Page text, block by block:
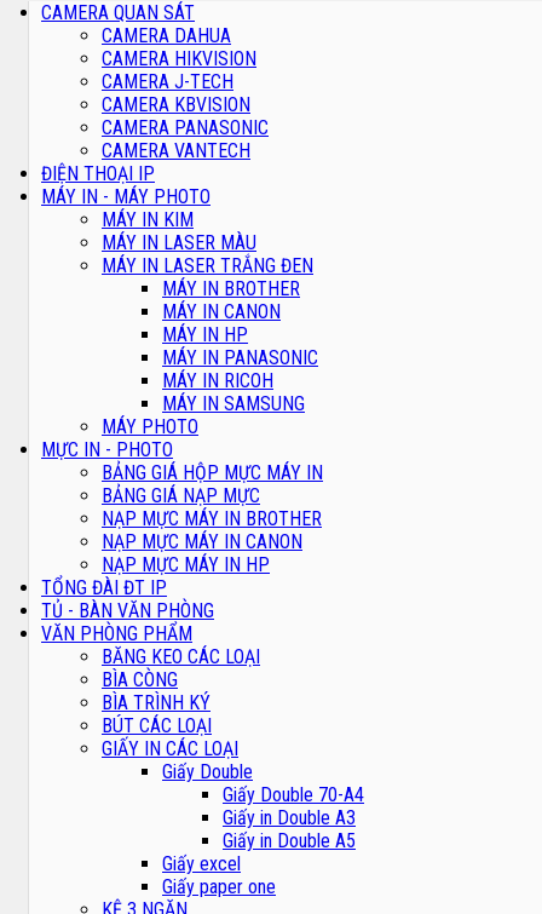
CAMERA QUAN SÁT
CAMERA DAHUA
CAMERA HIKVISION
CAMERA J-TECH
CAMERA KBVISION
CAMERA PANASONIC
CAMERA VANTECH
ĐIỆN THOẠI IP
MÁY IN - MÁY PHOTO
MÁY IN KIM
MÁY IN LASER MÀU
MÁY IN LASER TRẮNG ĐEN
MÁY IN BROTHER
MÁY IN CANON
MÁY IN HP
MÁY IN PANASONIC
MÁY IN RICOH
MÁY IN SAMSUNG
MÁY PHOTO
MỰC IN - PHOTO
BẢNG GIÁ HỘP MỰC MÁY IN
BẢNG GIÁ NẠP MỰC
NẠP MỰC MÁY IN BROTHER
NẠP MỰC MÁY IN CANON
NẠP MỰC MÁY IN HP
TỔNG ĐÀI ĐT IP
TỦ - BÀN VĂN PHÒNG
VĂN PHÒNG PHẨM
BĂNG KEO CÁC LOẠI
BÌA CÒNG
BÌA TRÌNH KÝ
BÚT CÁC LOẠI
GIẤY IN CÁC LOẠI
Giấy Double
Giấy Double 70-A4
Giấy in Double A3
Giấy in Double A5
Giấy excel
Giấy paper one